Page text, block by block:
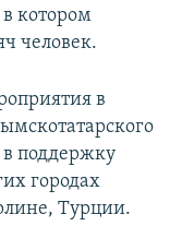
котором
человек.
в
поддержку
городах
Турции.